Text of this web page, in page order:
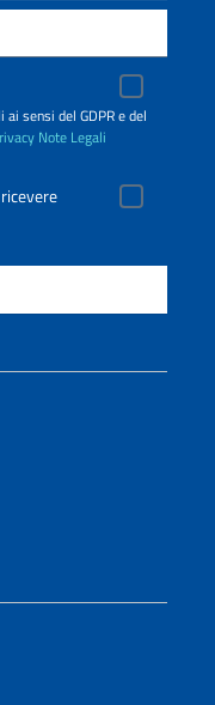
sensi del GDPR e del
Note Legali